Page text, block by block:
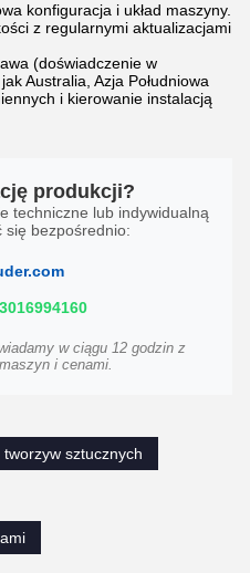
konfiguracja i układ maszyny.
z regularnymi aktualizacjami
(doświadczenie w
Australia, Azja Południowa
i kierowanie instalacją
produkcji?
techniczne lub indywidualną
się bezpośrednio:
w ciągu 12 godzin z
i cenami.
tworzyw sztucznych